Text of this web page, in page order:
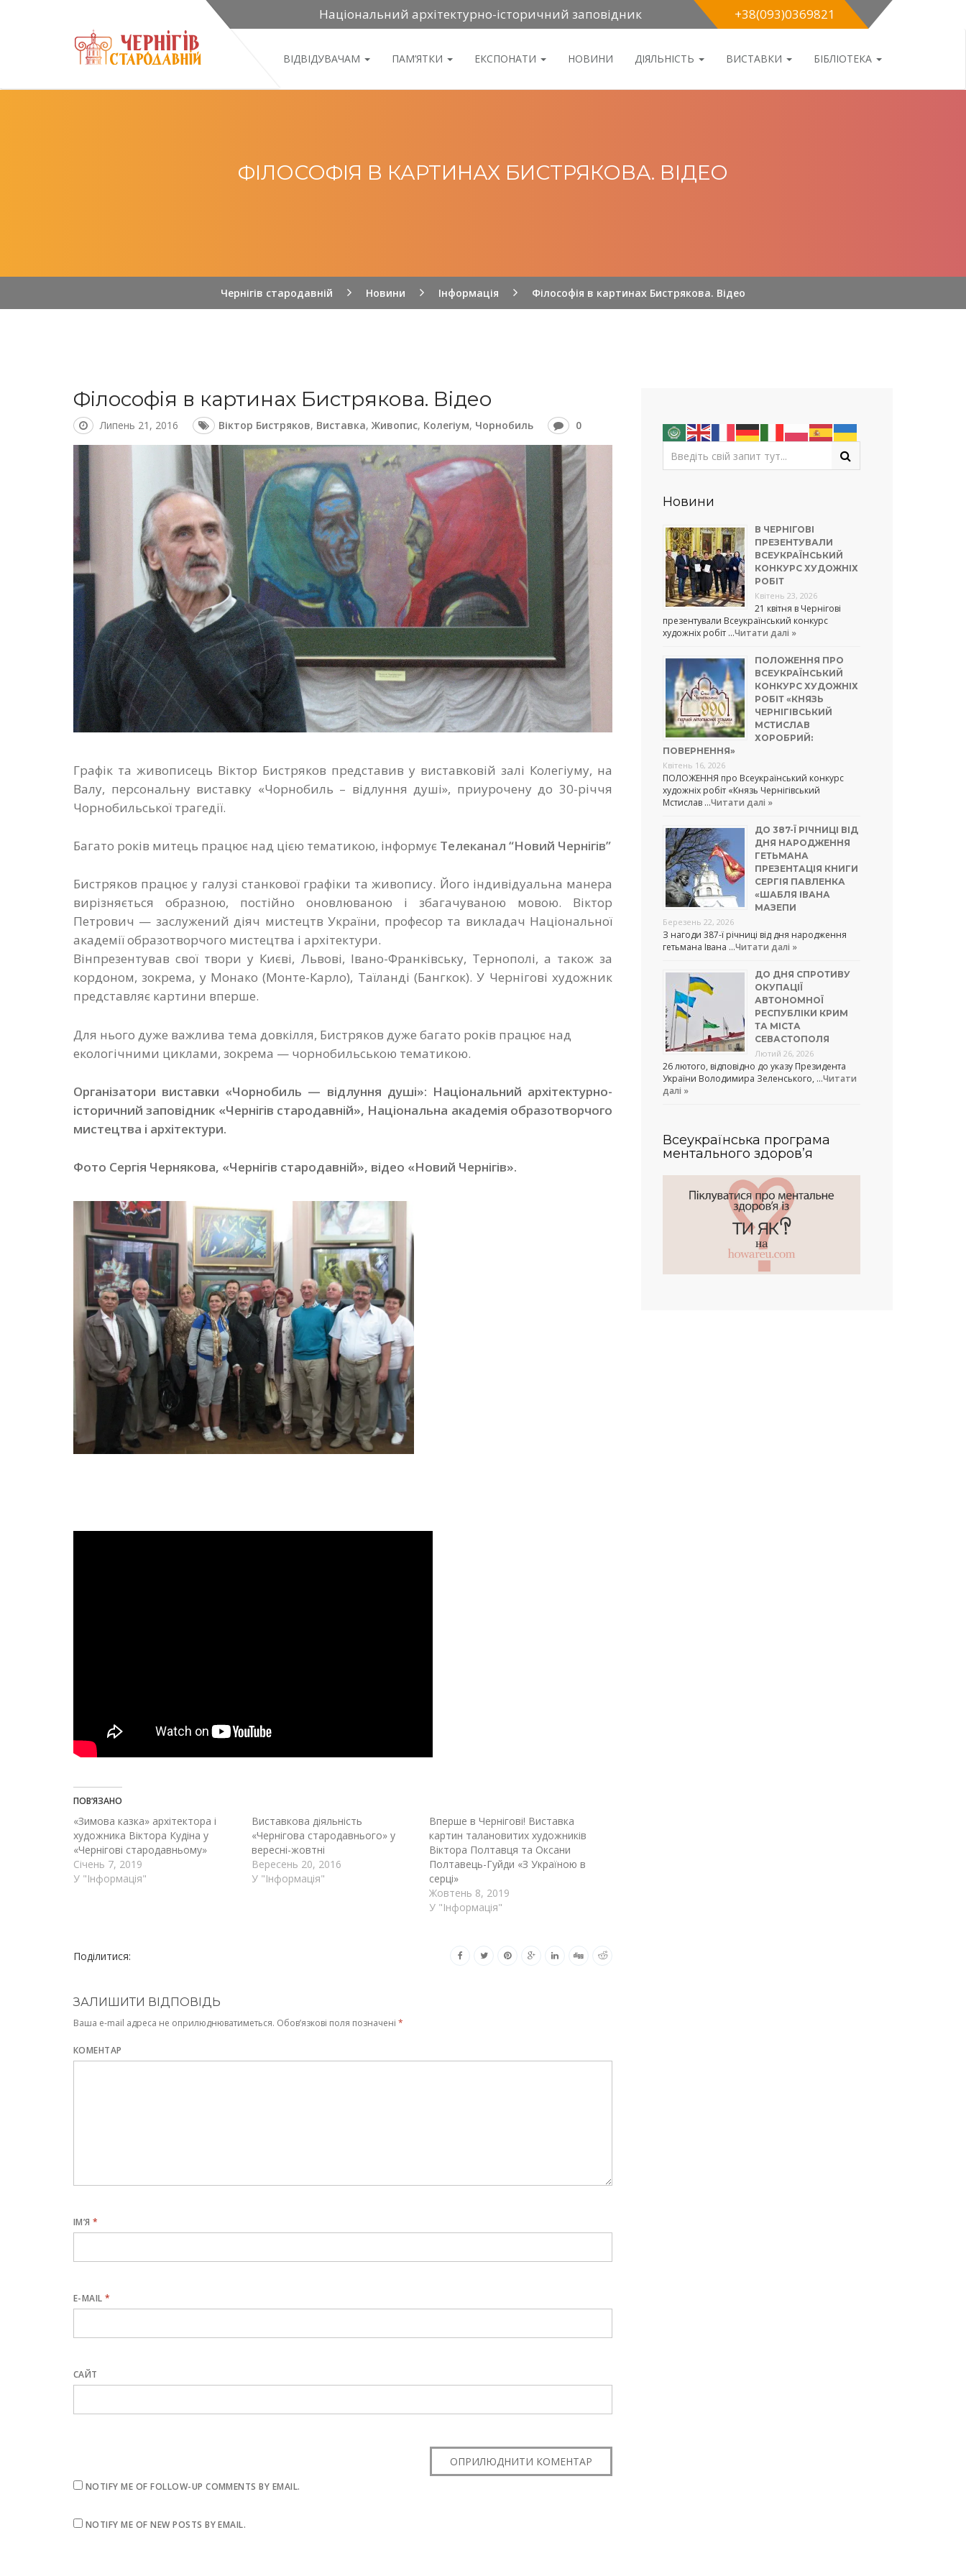
Національний архітектурно-історичний заповідник +38(093)0369821
ВІДВІДУВАЧАМ ПАМ’ЯТКИ ЕКСПОНАТИ НОВИНИ ДІЯЛЬНІСТЬ ВИСТАВКИ БІБЛІОТЕКА
ФІЛОСОФІЯ В КАРТИНАХ БИСТРЯКОВА. ВІДЕО
Чернігів стародавній Новини Інформація Філософія в картинах Бистрякова. Відео
Філософія в картинах Бистрякова. Відео
Липень 21, 2016 Віктор Бистряков, Виставка, Живопис, Колегіум, Чорнобиль 0
Графік та живописець Віктор Бистряков представив у виставковій залі Колегіуму, на
Валу, персональну виставку «Чорнобиль – відлуння душі», приурочену до 30-річчя
Чорнобильської трагедії.
Багато років митець працює над цією тематикою, інформує Телеканал “Новий Чернігів”
Бистряков працює у галузі станкової графіки та живопису. Його індивідуальна манера
вирізняється образною, постійно оновлюваною і збагачуваною мовою. Віктор
Петрович — заслужений діяч мистецтв України, професор та викладач Національної
академії образотворчого мистецтва і архітектури.
Вінпрезентував свої твори у Києві, Львові, Івано-Франківську, Тернополі, а також за
кордоном, зокрема, у Монако (Монте-Карло), Таїланді (Бангкок). У Чернігові художник
представляє картини вперше.
Для нього дуже важлива тема довкілля, Бистряков дуже багато років працює над
екологічними циклами, зокрема — чорнобильською тематикою.
Організатори виставки «Чорнобиль — відлуння душі»: Національний архітектурно-
історичний заповідник «Чернігів стародавній», Національна академія образотворчого
мистецтва і архітектури.
Фото Сергія Чернякова, «Чернігів стародавній», відео «Новий Чернігів».
ПОВ’ЯЗАНО
«Зимова казка» архітектора і
художника Віктора Кудіна у
«Чернігові стародавньому»
Січень 7, 2019
У "Інформація"
Виставкова діяльність
«Чернігова стародавнього» у
вересні-жовтні
Вересень 20, 2016
У "Інформація"
Вперше в Чернігові! Виставка
картин талановитих художників
Віктора Полтавця та Оксани
Полтавець-Гуйди «З Україною в
серці»
Жовтень 8, 2019
У "Інформація"
Поділитися:
ЗАЛИШИТИ ВІДПОВІДЬ
Ваша e-mail адреса не оприлюднюватиметься. Обов’язкові поля позначені *
КОМЕНТАР
ІМ’Я*
E-MAIL*
САЙТ
NOTIFY ME OF FOLLOW-UP COMMENTS BY EMAIL.
NOTIFY ME OF NEW POSTS BY EMAIL.
Новини
В ЧЕРНІГОВІ
ПРЕЗЕНТУВАЛИ
ВСЕУКРАЇНСЬКИЙ
КОНКУРС ХУДОЖНІХ
РОБІТ
Квітень 23, 2026
21 квітня в Чернігові
презентували Всеукраїнський конкурс
художніх робіт …Читати далі »
ПОЛОЖЕННЯ ПРО
ВСЕУКРАЇНСЬКИЙ
КОНКУРС ХУДОЖНІХ
РОБІТ «КНЯЗЬ
ЧЕРНІГІВСЬКИЙ
МСТИСЛАВ
ХОРОБРИЙ:
ПОВЕРНЕННЯ»
Квітень 16, 2026
ПОЛОЖЕННЯ про Всеукраїнський конкурс
художніх робіт «Князь Чернігівський
Мстислав …Читати далі »
ДО 387-Ї РІЧНИЦІ ВІД
ДНЯ НАРОДЖЕННЯ
ГЕТЬМАНА
ПРЕЗЕНТАЦІЯ КНИГИ
СЕРГІЯ ПАВЛЕНКА
«ШАБЛЯ ІВАНА
МАЗЕПИ
Березень 22, 2026
З нагоди 387-ї річниці від дня народження
гетьмана Івана …Читати далі »
ДО ДНЯ СПРОТИВУ
ОКУПАЦІЇ
АВТОНОМНОЇ
РЕСПУБЛІКИ КРИМ
ТА МІСТА
СЕВАСТОПОЛЯ
Лютий 26, 2026
26 лютого, відповідно до указу Президента
України Володимира Зеленського, …Читати
далі »
Всеукраїнська програма
ментального здоров’я